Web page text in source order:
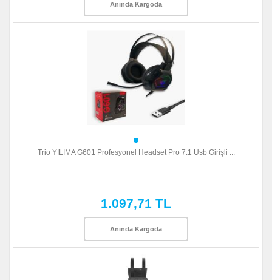
Anında Kargoda
Trio YILIMA G601 Profesyonel Headset Pro 7.1 Usb Girişli ...
1.097,71 TL
Anında Kargoda